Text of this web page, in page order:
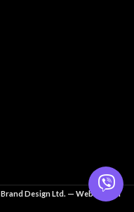
Brand Design Ltd. — Web Design